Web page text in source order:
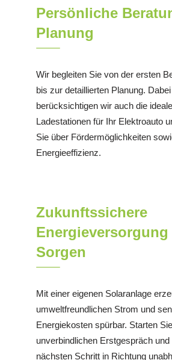
Persönliche
Planung
Wir begleiten Sie von der ersten
bis zur detaillierten Planung. Dabei
berücksichtigen wir auch die
Ladestationen für Ihr Elektroauto
Sie über Fördermöglichkeiten
Energieeffizienz.
Zukunftssichere
Sorgen
Mit einer eigenen Solaranlage
umweltfreundlichen Strom und
Energiekosten spürbar. Starten
unverbindlichen Erstgespräch und
nächsten Schritt in Richtung